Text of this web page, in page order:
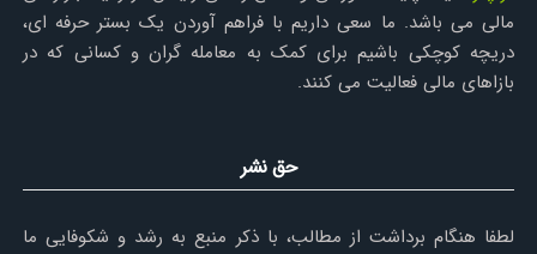
مالی می باشد. ما سعی داریم با فراهم آوردن یک بستر حرفه ای،
دریچه کوچکی باشیم برای کمک به معامله گران و کسانی که در
بازاهای مالی فعالیت می کنند.
حق نشر
لطفا هنگام برداشت از مطالب، با ذکر منبع به رشد و شکوفایی ما